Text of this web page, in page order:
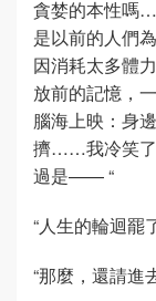
貪婪的本性嗎
是以前的人們
因消耗太多體
放前的記憶，
腦海上映：身
擠……我冷笑了
過是—— “
“人生的輪迴
“那麼，還請進